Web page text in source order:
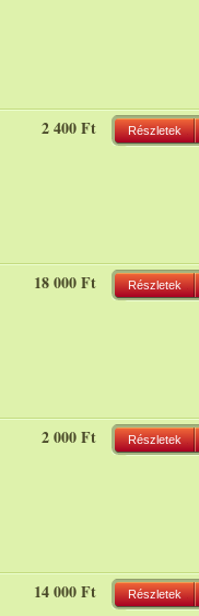
2 400 Ft Részletek
18 000 Ft Részletek
2 000 Ft Részletek
14 000 Ft Részletek